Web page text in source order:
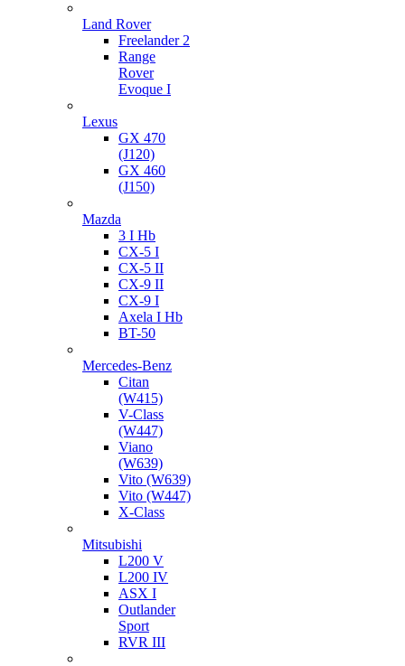
Land Rover
Freelander 2
Range
Rover
Evoque I
Lexus
GX 470
(J120)
GX 460
(J150)
Mazda
3 I Hb
CX-5 I
CX-5 II
CX-9 II
CX-9 I
Axela I Hb
BT-50
Mercedes-Benz
Citan
(W415)
V-Class
(W447)
Viano
(W639)
Vito (W639)
Vito (W447)
X-Class
Mitsubishi
L200 V
L200 IV
ASX I
Outlander
Sport
RVR III